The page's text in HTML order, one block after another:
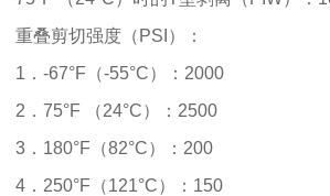
重叠剪切强度（PSI）：
1．-67°F（-55°C）：2000
2．75°F （24°C）：2500
3．180°F（82°C）：200
4．250°F（121°C）：150